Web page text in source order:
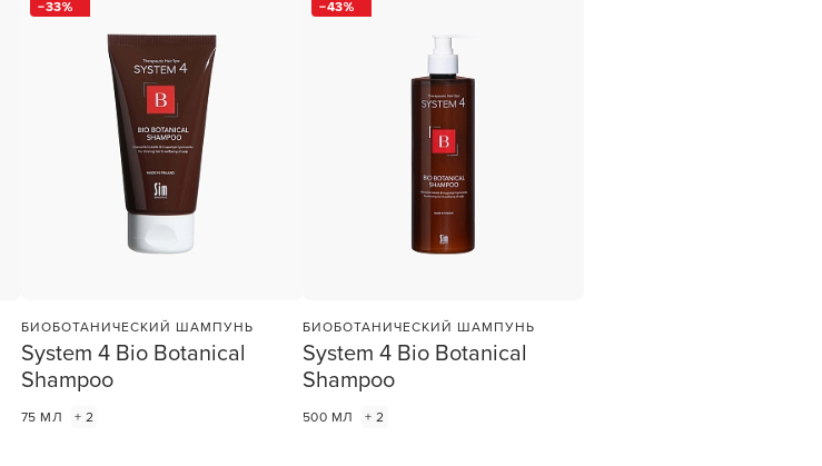
33
БИОБОТАНИЧЕСКИЙ ШАМПУНЬ
System 4 Bio Botanical
Shampoo
75 МЛ + 2
43
БИОБОТАНИЧЕСКИЙ ШАМПУНЬ
System 4 Bio Botanical
Shampoo
500 МЛ + 2